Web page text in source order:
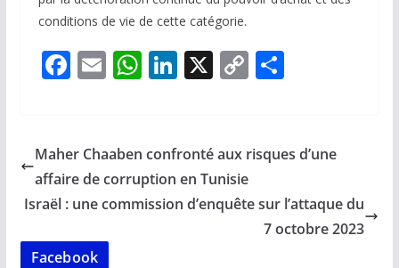
conditions de vie de cette catégorie.
F
b
o
o
k
E
l
W
s
A
p
Li
e
dI
n
X C
y
Li
n
P
g
Maher Chaaben confronté aux risques d’une
affaire de corruption en Tunisie
Israël : une commission d’enquête sur l’attaque du
7 octobre 2023
Facebook